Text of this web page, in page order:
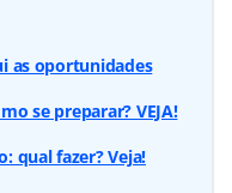
as oportunidades
se preparar? VEJA!
qual fazer? Veja!